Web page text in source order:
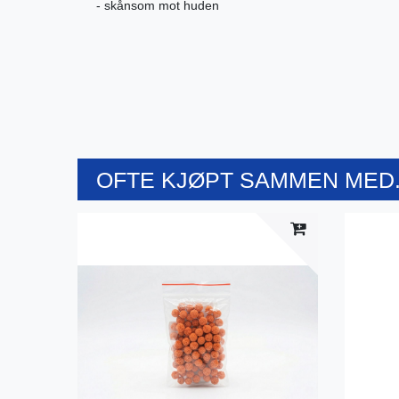
- skånsom mot huden
OFTE KJØPT SAMMEN